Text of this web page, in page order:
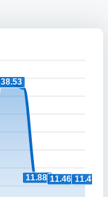
38.53
11.88 11.46 11.47